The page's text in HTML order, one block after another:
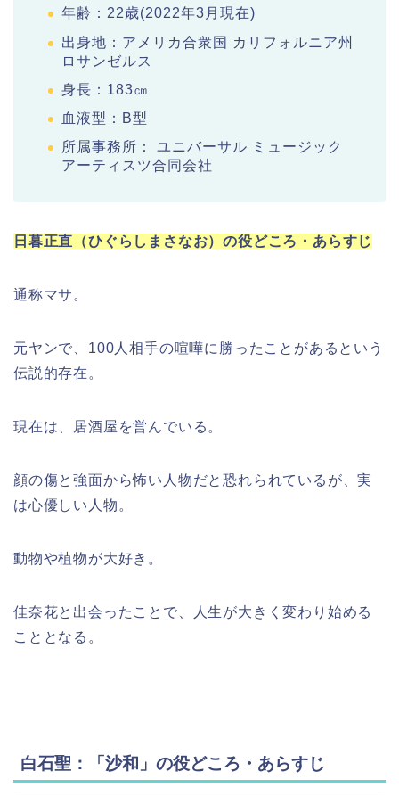
年齢：22歳(2022年3月現在)
出身地：アメリカ合衆国 カリフォルニア州
ロサンゼルス
身長：183㎝
血液型：B型
所属事務所： ユニバーサル ミュージック
アーティスツ合同会社
日暮正直（ひぐらしまさなお）の役どころ・あらすじ
通称マサ。
元ヤンで、100人相手の喧嘩に勝ったことがあるという
伝説的存在。
現在は、居酒屋を営んでいる。
顔の傷と強面から怖い人物だと恐れられているが、実
は心優しい人物。
動物や植物が大好き。
佳奈花と出会ったことで、人生が大きく変わり始める
こととなる。
白石聖：「沙和」の役どころ・あらすじ